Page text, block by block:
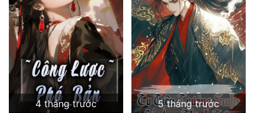
Quân Sự
Sảng Văn
Sắc
Sủng
4 tháng trước
5 tháng trước